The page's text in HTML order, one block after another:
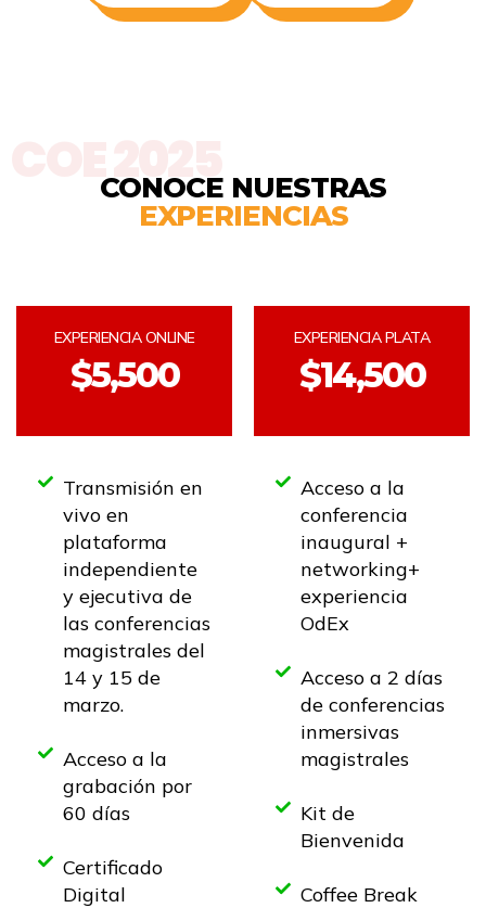
COE 2025
CONOCE NUESTRAS
EXPERIENCIAS
EXPERIENCIA ONLINE
$5,500
Transmisión en
vivo en
plataforma
independiente
y ejecutiva de
las conferencias
magistrales del
14 y 15 de
marzo.
Acceso a la
grabación por
60 días
Certificado
Digital
EXPERIENCIA PLATA
$14,500
Acceso a la
conferencia
inaugural +
networking+
experiencia
OdEx
Acceso a 2 días
de conferencias
inmersivas
magistrales
Kit de
Bienvenida
Coffee Break